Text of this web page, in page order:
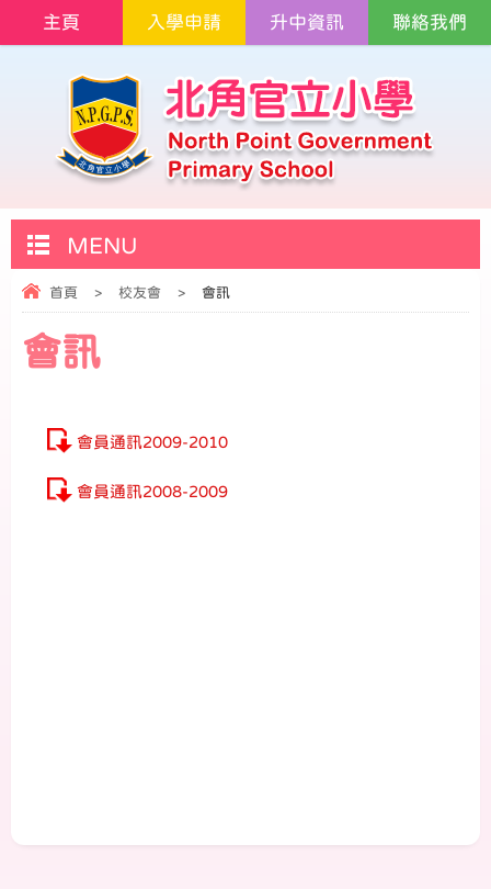
主頁 入學申請 升中資訊 聯絡我們
MENU
首頁 > 校友會 > 會訊
會訊
會員通訊2009-2010
會員通訊2008-2009